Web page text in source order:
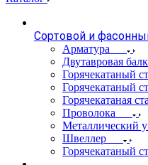
Сортовой и
Арматура
Двутавровая
Горячекатаный
Горячекатаный
Горячекатаная
Проволока
Металлический
Швеллер
Горячекатаный